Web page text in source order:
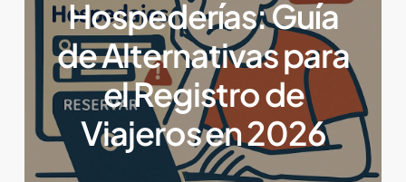
Hospederías: Guía
de Alternativas para
el Registro de
Viajeros en 2026